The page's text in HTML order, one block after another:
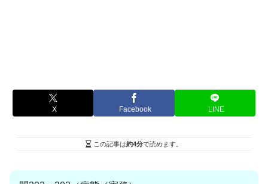
X Facebook LINE
この記事は約4分で読めます。